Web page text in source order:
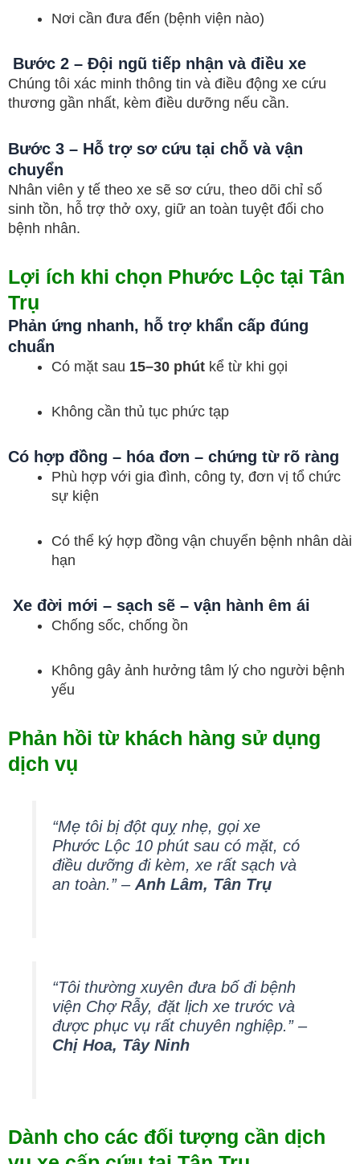
Nơi cần đưa đến (bệnh viện nào)
Bước 2 – Đội ngũ tiếp nhận và điều xe
Chúng tôi xác minh thông tin và điều động xe cứu
thương gần nhất, kèm điều dưỡng nếu cần.
Bước 3 – Hỗ trợ sơ cứu tại chỗ và vận
chuyển
Nhân viên y tế theo xe sẽ sơ cứu, theo dõi chỉ số
sinh tồn, hỗ trợ thở oxy, giữ an toàn tuyệt đối cho
bệnh nhân.
Lợi ích khi chọn Phước Lộc tại Tân
Trụ
Phản ứng nhanh, hỗ trợ khẩn cấp đúng
chuẩn
Có mặt sau 15–30 phút kể từ khi gọi
Không cần thủ tục phức tạp
Có hợp đồng – hóa đơn – chứng từ rõ ràng
Phù hợp với gia đình, công ty, đơn vị tổ chức
sự kiện
Có thể ký hợp đồng vận chuyển bệnh nhân dài
hạn
Xe đời mới – sạch sẽ – vận hành êm ái
Chống sốc, chống ồn
Không gây ảnh hưởng tâm lý cho người bệnh
yếu
Phản hồi từ khách hàng sử dụng
dịch vụ
“Mẹ tôi bị đột quỵ nhẹ, gọi xe
Phước Lộc 10 phút sau có mặt, có
điều dưỡng đi kèm, xe rất sạch và
an toàn.” – Anh Lâm, Tân Trụ
“Tôi thường xuyên đưa bố đi bệnh
viện Chợ Rẫy, đặt lịch xe trước và
được phục vụ rất chuyên nghiệp.” –
Chị Hoa, Tây Ninh
Dành cho các đối tượng cần dịch